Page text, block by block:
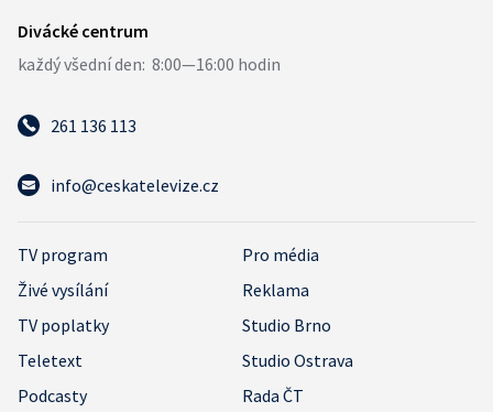
261 136 113
info@ceskatelevize.cz
TV program
Pro média
Živé vysílání
Reklama
TV poplatky
Studio Brno
Teletext
Studio Ostrava
Podcasty
Rada ČT